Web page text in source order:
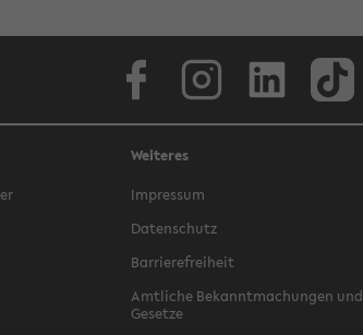
Weiteres
Impressum
Datenschutz
Barrierefreiheit
Amtliche Bekanntmachungen und
Gesetze